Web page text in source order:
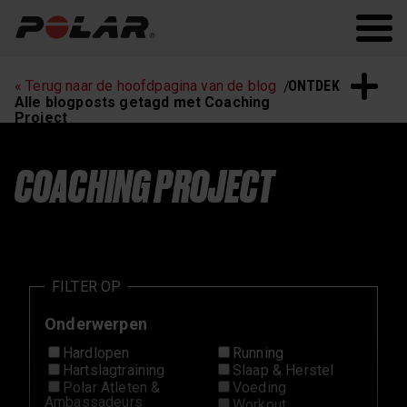
Polar Flow
ONTDEK
Slaap & Herstel
Polar Nieuws
Workouts
« Terug naar de hoofdpagina van de blog
Alle blogposts getagd met Coaching
Project
COACHING PROJECT
FILTER OP
Onderwerpen
Hardlopen
Hartslagtraining
Polar Atleten &
Ambassadeurs
Running
Slaap & Herstel
Voeding